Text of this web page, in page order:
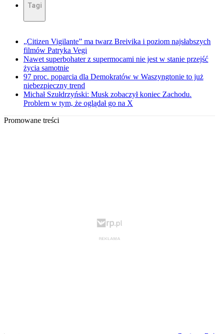
Tagi
„Citizen Vigilante” ma twarz Breivika i poziom najsłabszych
filmów Patryka Vegi
Nawet superbohater z supermocami nie jest w stanie przejść
życia samotnie
97 proc. poparcia dla Demokratów w Waszyngtonie to już
niebezpieczny trend
Michał Szułdrzyński: Musk zobaczył koniec Zachodu.
Problem w tym, że oglądał go na X
Promowane treści